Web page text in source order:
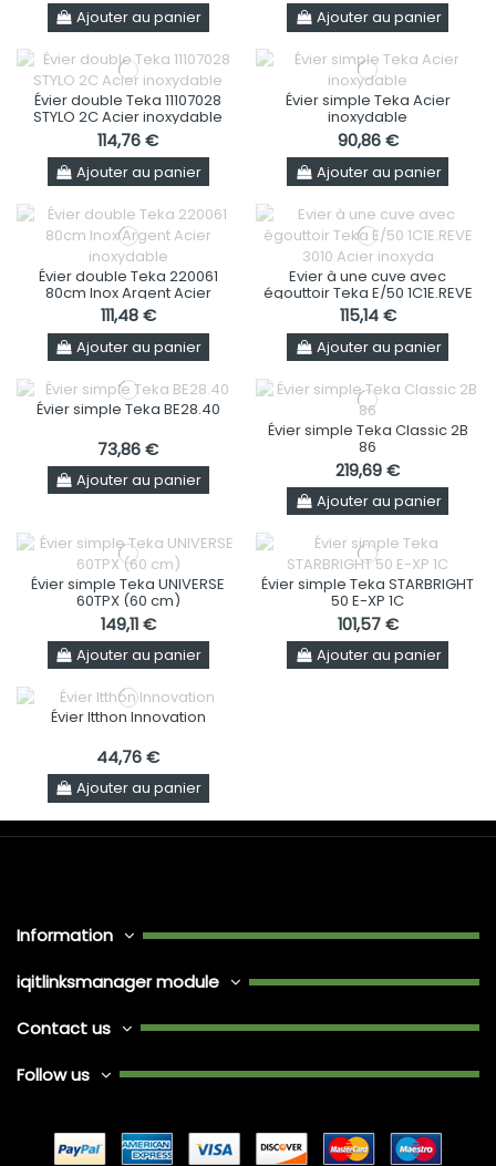
Ajouter au panier Ajouter au panier
Évier double Teka 11107028
STYLO 2C Acier inoxydable
114,76 €
Ajouter au panier
Évier simple Teka Acier
inoxydable
90,86 €
Ajouter au panier
Évier double Teka 220061
80cm Inox Argent Acier
inoxydable
111,48 €
Ajouter au panier
Evier à une cuve avec
égouttoir Teka E/50 1C1E.REVE
3010 Acier inoxydable
115,14 €
Ajouter au panier
Évier simple Teka BE28.40
73,86 €
Ajouter au panier
Évier simple Teka Classic 2B
86
219,69 €
Ajouter au panier
Évier simple Teka UNIVERSE
60TPX (60 cm)
149,11 €
Ajouter au panier
Évier simple Teka STARBRIGHT
50 E-XP 1C
101,57 €
Ajouter au panier
Évier Itthon Innovation
44,76 €
Ajouter au panier
Information
iqitlinksmanager module
Contact us
Follow us